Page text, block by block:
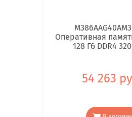
Оперативная
128 Гб DDR4
54 263